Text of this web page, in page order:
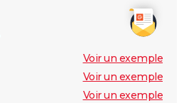
Voir un exemple
Voir un exemple
Voir un exemple